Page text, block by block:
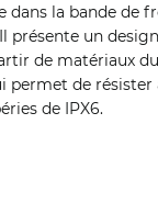
la bande de
un
de matériaux
permet de
de IPX6.